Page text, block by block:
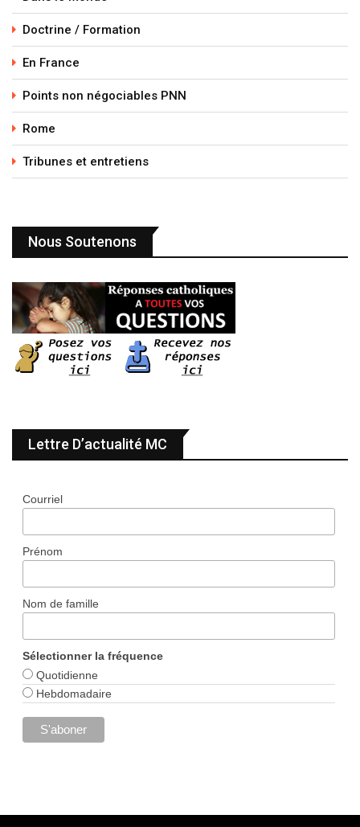
Doctrine / Formation
En France
Points non négociables PNN
Rome
Tribunes et entretiens
Nous Soutenons
Lettre D’actualité MC
Courriel
Prénom
Nom de famille
Sélectionner la fréquence
Quotidienne
Hebdomadaire